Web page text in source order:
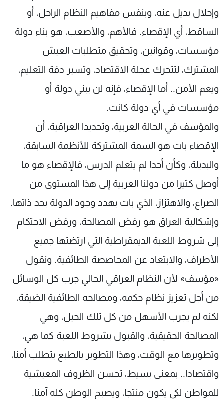
وإحلال بديل عنه، وبنفس مفاهيم النظام الراحل، أو
الساقط، أي الإقصاء. فالأهم، والأصعب، هو بناء دولة
مؤسسات، وقوانين، وتحقيق متطلبات العيش
المشترك، لتتحرك عجلة الاقتصاد، وتسير دفة التعليم،
ويعم الأمن.. أما الإقصاء، فإنه لن يبني دولة أو
مؤسسات في أي دولة كانت.
والمؤسف في الحالة العربية، وتحديدا العراقية، أن
الإقصاء بات هو السمة المشتركة للأنظمة السابقة،
والبديلة، وكأن أحدا لم يتعلم الدرس، فالإقصاء هو ما
أوصل كثيرا من دولنا العربية إلى هذا المستوى من
الصراع، والاهتزاز، الذي بات يهدد وجود الدولة بحد ذاتها.
وإشكالية العراق هو رفض المصالحة، ورفض الاحتكام
إلى شروط اللعبة الديمقراطية التي ارتضتها جميع
الأطراف، والابتعاد عن المحاصصة الطائفية. ونقول
«مؤسف» لأن النظام العراقي الحالي جرب كل الوسائل
من أجل تعزيز نظام حكمه، ومصالحه الطائفية الضيقة،
لكنه لم يجرب الأسهل من كل تلك الحيل، وهي
المصالحة الحقيقية، والقبول بشروط اللعبة كما هي،
وتطويرها مع الوقت، وهذا التطوير بالطبع يتطلب أمنا،
واقتصادا.. بمعنى بسيط، تحسن الظروف المعيشية
للمواطن لكي يكون منتجا، ويصبح الوطن كله آمنا.